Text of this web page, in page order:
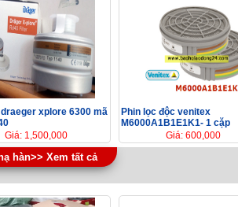
xplore 6300 mã
Giá: 1,500,000
Phin lọc độc venitex
M6000A1B1E1K1- 1 cặp
Giá: 600,000
hàn>> Xem tất cả